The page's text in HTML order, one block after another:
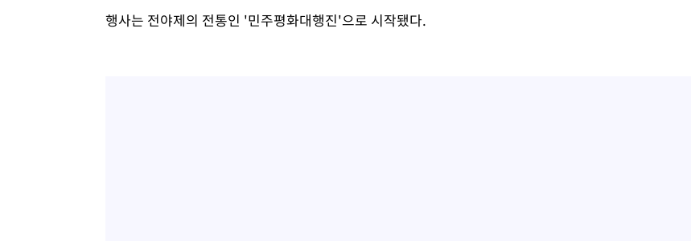
행사는 전야제의 전통인 '민주평화대행진'으로 시작됐다.